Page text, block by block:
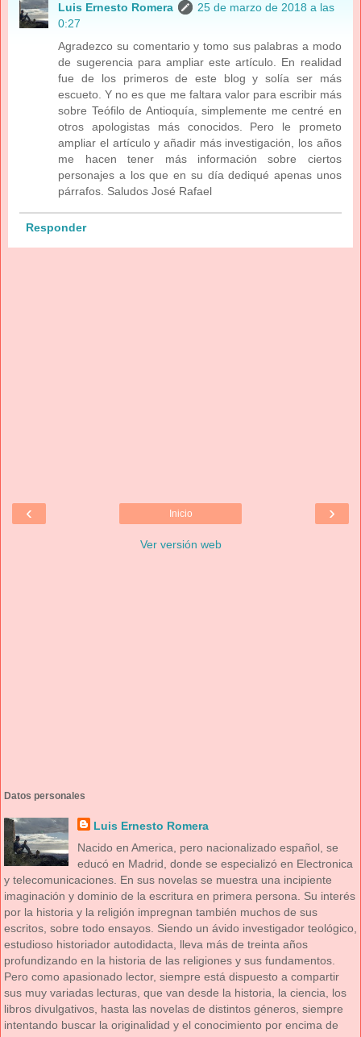
Luis Ernesto Romera
25 de marzo de 2018 a las
0:27
Agradezco su comentario y tomo sus palabras a modo
de sugerencia para ampliar este artículo. En realidad
fue de los primeros de este blog y solía ser más
escueto. Y no es que me faltara valor para escribir más
sobre Teófilo de Antioquía, simplemente me centré en
otros apologistas más conocidos. Pero le prometo
ampliar el artículo y añadir más investigación, los años
me hacen tener más información sobre ciertos
personajes a los que en su día dediqué apenas unos
párrafos. Saludos José Rafael
Responder
‹ ›
Inicio
Ver versión web
Datos personales
Luis Ernesto Romera
Nacido en America, pero nacionalizado español, se
educó en Madrid, donde se especializó en Electronica
y telecomunicaciones. En sus novelas se muestra una incipiente
imaginación y dominio de la escritura en primera persona. Su interés
por la historia y la religión impregnan también muchos de sus
escritos, sobre todo ensayos. Siendo un ávido investigador teológico,
estudioso historiador autodidacta, lleva más de treinta años
profundizando en la historia de las religiones y sus fundamentos.
Pero como apasionado lector, siempre está dispuesto a compartir
sus muy variadas lecturas, que van desde la historia, la ciencia, los
libros divulgativos, hasta las novelas de distintos géneros, siempre
intentando buscar la originalidad y el conocimiento por encima de